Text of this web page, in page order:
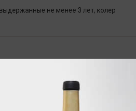
не менее 3 лет, колер
на смену которым приходят нюансы